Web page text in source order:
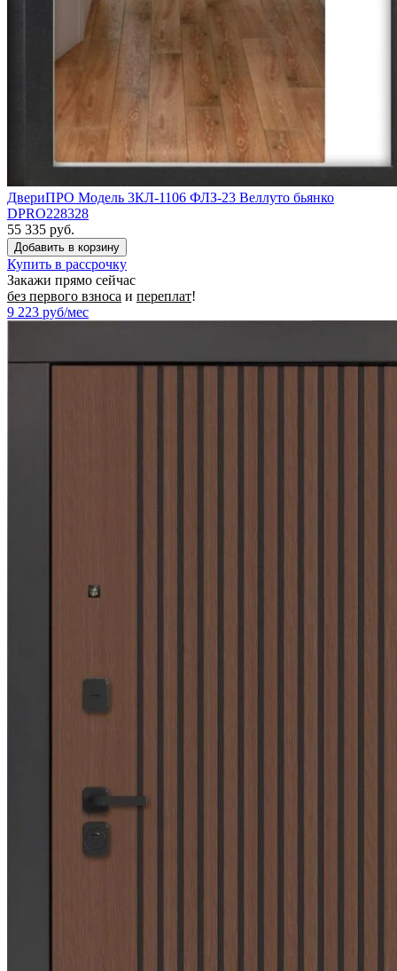
ДвериПРО Модель 3КЛ-1106 ФЛЗ-23 Веллуто бьянко
DPRO228328
55 335 руб.
Купить в рассрочку
Закажи прямо сейчас
без первого взноса и переплат!
9 223 руб/мес